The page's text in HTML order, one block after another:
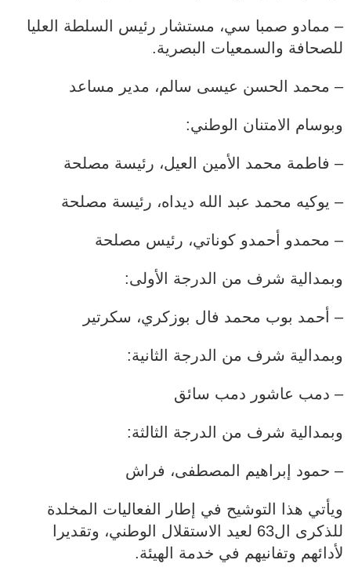
– ممادو صمبا سي، مستشار رئيس السلطة العليا
للصحافة والسمعيات البصرية.
– محمد الحسن عيسى سالم، مدير مساعد
وبوسام الامتنان الوطني:
– فاطمة محمد الأمين العيل، رئيسة مصلحة
– يوكيه محمد عبد الله ديداه، رئيسة مصلحة
– محمدو أحمدو كوناتي، رئيس مصلحة
وبمدالية شرف من الدرجة الأولى:
– أحمد بوب محمد فال بوزكري، سكرتير
وبمدالية شرف من الدرجة الثانية:
– دمب عاشور دمب سائق
وبمدالية شرف من الدرجة الثالثة:
– حمود إبراهيم المصطفى، فراش
ويأتي هذا التوشيح في إطار الفعاليات المخلدة
للذكرى ال63 لعيد الاستقلال الوطني، وتقديرا
لأدائهم وتفانيهم في خدمة الهيئة.